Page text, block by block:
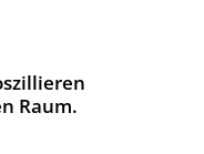
Raum.